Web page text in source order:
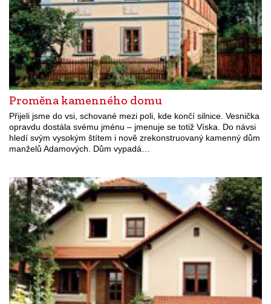
Proměna kamenného domu
Přijeli jsme do vsi, schované mezi poli, kde končí silnice. Vesnička
opravdu dostála svému jménu – jmenuje se totiž Víska. Do návsi
hledí svým vysokým štítem i nově zrekonstruovaný kamenný dům
manželů Adamových. Dům vypadá…